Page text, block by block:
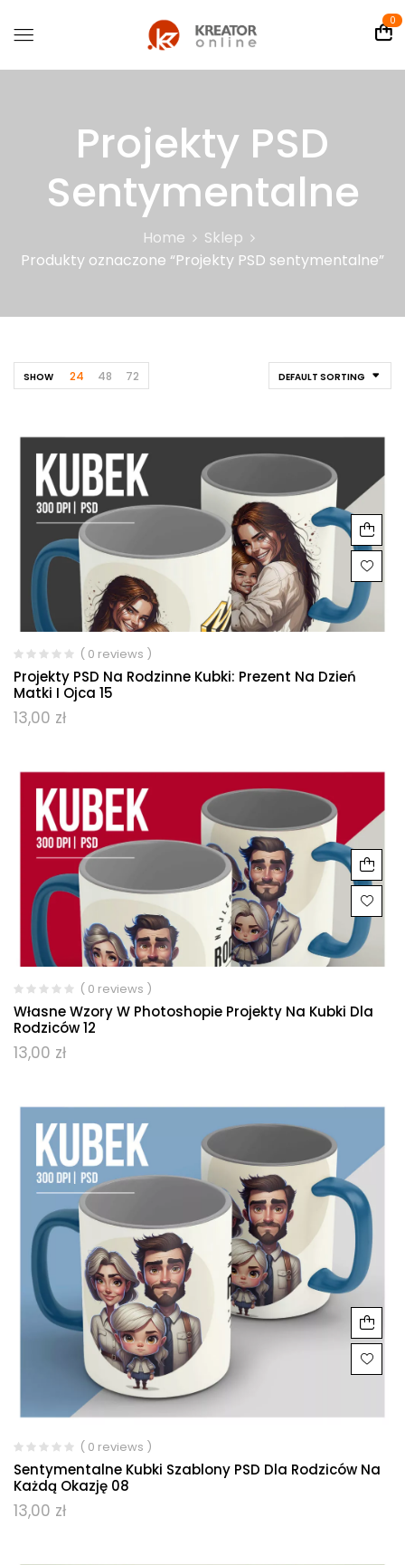
0
Projekty PSD
Sentymentalne
Home
Sklep
Produkty oznaczone “Projekty PSD sentymentalne”
DEFAULT SORTING
SHOW 24 48 72
( 0 reviews )
Projekty PSD Na Rodzinne Kubki: Prezent Na Dzień
Matki I Ojca 15
13,00 zł
( 0 reviews )
Własne Wzory W Photoshopie Projekty Na Kubki Dla
Rodziców 12
13,00 zł
( 0 reviews )
Sentymentalne Kubki Szablony PSD Dla Rodziców Na
Każdą Okazję 08
13,00 zł